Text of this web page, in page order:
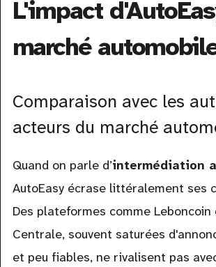
L'impact
marché
Comparaison avec les
acteurs du marché
Quand on parle d’intermédiation
AutoEasy écrase littéralement ses
Des plateformes comme Leboncoin
Centrale, souvent saturées
et peu fiables, ne rivalisent pas